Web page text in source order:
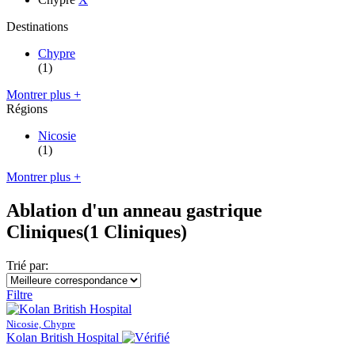
Destinations
Chypre
(1)
Montrer plus +
Régions
Nicosie
(1)
Montrer plus +
Ablation d'un anneau gastrique
Cliniques(1 Cliniques)
Trié par:
Filtre
Nicosie, Chypre
Kolan British Hospital